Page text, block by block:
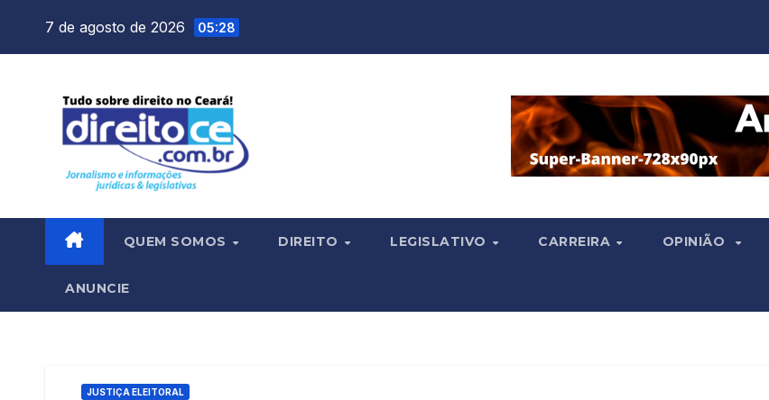
7 de agosto de 2026 05:28
QUEM SOMOS DIREITO LEGISLATIVO CARREIRA OPINIÃO
ANUNCIE
JUSTIÇA ELEITORAL